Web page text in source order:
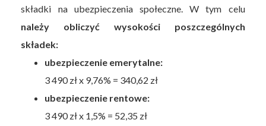
składki na ubezpieczenia społeczne. W tym celu
należy obliczyć wysokości poszczególnych
składek:
ubezpieczenie emerytalne:
3 490 zł x 9,76% = 340,62 zł
ubezpieczenie rentowe:
3 490 zł x 1,5% = 52,35 zł